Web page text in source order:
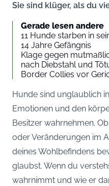
Sie sind klüger, als du
Gerade lesen andere
11 Hunde starben in
14 Jahre Gefängnis
Klage gegen
nach Diebstahl und
Border Collies vor
Hunde sind unglaublich
Emotionen und den
Besitzer wahrnehmen.
oder Veränderungen im
deines Wohlbefindens
glaubst. Wenn du
wahrnimmt und wie er